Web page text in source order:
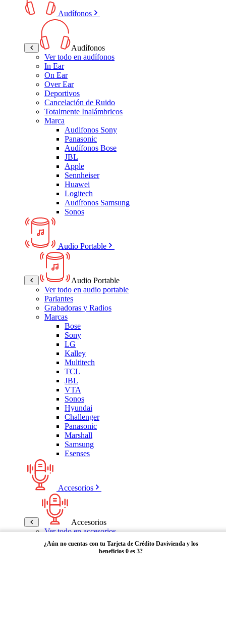
Audífonos
Audífonos
Ver todo en audífonos
In Ear
On Ear
Over Ear
Deportivos
Cancelación de Ruido
Totalmente Inalámbricos
Marca
Audifonos Sony
Panasonic
Audífonos Bose
JBL
Apple
Sennheiser
Huawei
Logitech
Audífonos Samsung
Sonos
Audio Portable
Audio Portable
Ver todo en audio portable
Parlantes
Grabadoras y Radios
Marcas
Bose
Sony
LG
Kalley
Multitech
TCL
JBL
VTA
Sonos
Hyundai
Challenger
Panasonic
Marshall
Samsung
Esenses
Accesorios
Accesorios
Ver todo en accesorios
Micrófonos
Bases
¿Aún no cuentas con tu Tarjeta de Crédito Davivienda y los
beneficios 0 es 3?